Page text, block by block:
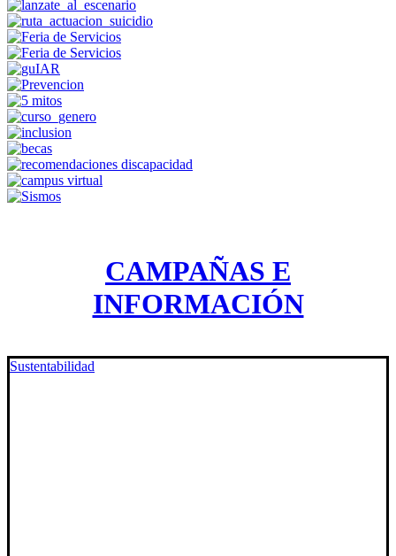
CAMPAÑAS E
INFORMACIÓN
Sustentabilidad